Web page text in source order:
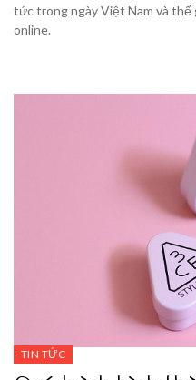
tức trong ngày Việt Nam và
online.
TIN TỨC